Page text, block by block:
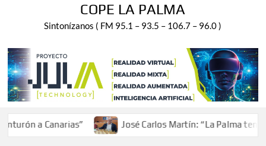
COPE LA PALMA
Sintonízanos ( FM 95.1 – 93.5 – 106.7 – 96.0 )
a Canarias” José Carlos Martín: “La Palma tendrá